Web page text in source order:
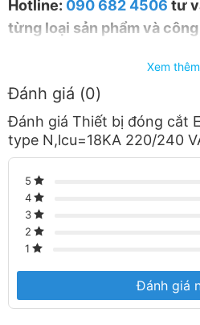
Hotline: 090 682 4506 tư
từng loại sản phẩm và
Xem thêm
Đánh giá (0)
Đánh giá Thiết bị đóng cắt
type N,lcu=18KA 220/240
5
4
3
2
1
Đánh giá